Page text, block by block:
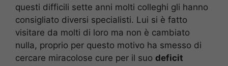
questi difficili sette anni molti colleghi gli hanno
consigliato diversi specialisti. Lui si è fatto
visitare da molti di loro ma non è cambiato
nulla, proprio per questo motivo ha smesso di
cercare miracolose cure per il suo deficit